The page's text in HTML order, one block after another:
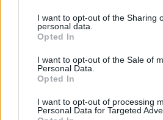
I want to opt-out of the Sharing
personal data.
Opted In
I want to opt-out of the Sale of
Personal Data.
Opted In
I want to opt-out of processing
Personal Data for Targeted